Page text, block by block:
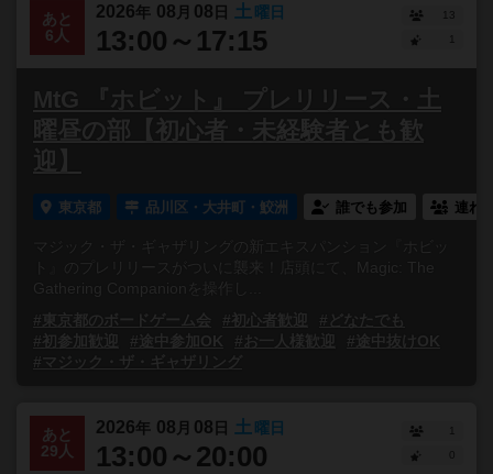
あと
6人
2026年 08 月 08 日 土 曜日
13:00～17:15
13
1
MtG 『ホビット』 プレリリース・土
曜昼の部【初心者・未経験者とも歓
迎】
東京都 品川区・大井町・鮫洲 誰でも参加 連れ
マジック・ザ・ギャザリングの新エキスパンション『ホビッ
ト』のプレリリースがついに襲来！店頭にて、Magic: The
Gathering Companionを操作し...
#東京都のボードゲーム会
#初心者歓迎
#どなたでも
#初参加歓迎
#途中参加OK #お一人様歓迎
#途中抜けOK
#マジック・ザ・ギャザリング
あと
29人
2026年 08 月 08 日 土 曜日
13:00～20:00
1